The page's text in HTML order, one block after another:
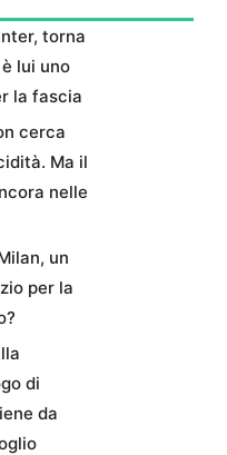
torna
lui uno
la fascia
cerca
Ma il
nelle
un
per la
di
da